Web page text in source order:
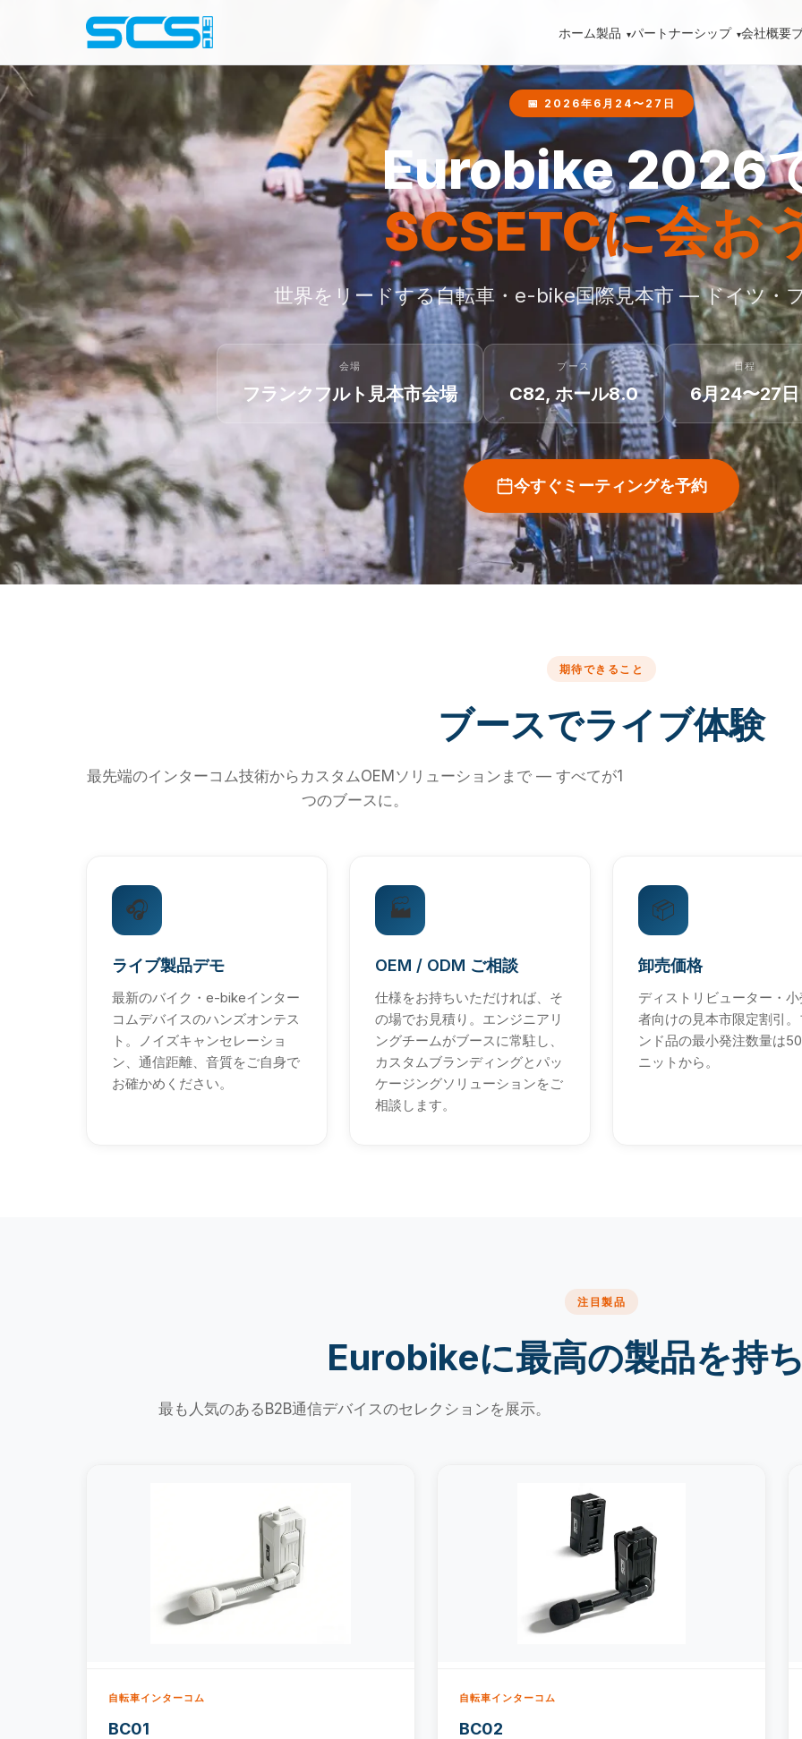
ホーム製品 パートナーシップ 会社概要
📅 2026年6月24〜27日
Eurobike 2026
SCSETCに会お
世界をリードする自転車・e-bike国際見本市 — ドイツ・
会場
フランクフルト見本市会場
ブース
C82, ホール8.0
日程
6月24〜27日
今すぐミーティングを予約
期待できること
ブースでライブ体験
最先端のインターコム技術からカスタムOEMソリューションまで — すべてが1
つのブースに。
🎧
ライブ製品デモ
最新のバイク・e-bikeインター
コムデバイスのハンズオンテス
ト。ノイズキャンセレーショ
ン、通信距離、音質をご自身で
お確かめください。
🏭
OEM / ODM ご相談
仕様をお持ちいただければ、そ
の場でお見積り。エンジニアリ
ングチームがブースに常駐し、
カスタムブランディングとパッ
ケージングソリューションをご
相談します。
📦
卸売価格
ディストリビューター・
者向けの見本市限定割引
ンド品の最小発注数量は
ニットから。
注目製品
Eurobikeに最高の製品を持
最も人気のあるB2B通信デバイスのセレクションを展示。
自転車インターコム
BC01
自転車インターコム
BC02